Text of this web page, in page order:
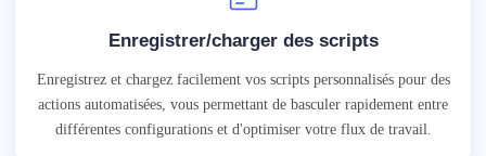
Enregistrer/charger des scripts
Enregistrez et chargez facilement vos scripts personnalisés pour des
actions automatisées, vous permettant de basculer rapidement entre
différentes configurations et d'optimiser votre flux de travail.